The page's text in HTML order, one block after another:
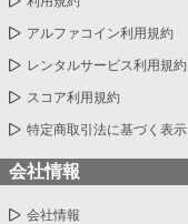
アルファコイン利用規約
レンタルサービス利用規約
スコア利用規約
特定商取引法に基づく表示
会社情報
会社情報